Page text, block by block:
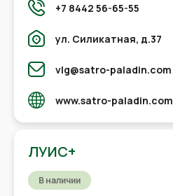
+7 8442 56-65-55
ул. Силикатная, д.37
vlg@satro-paladin.com
www.satro-paladin.com
ЛУИС+
В наличии